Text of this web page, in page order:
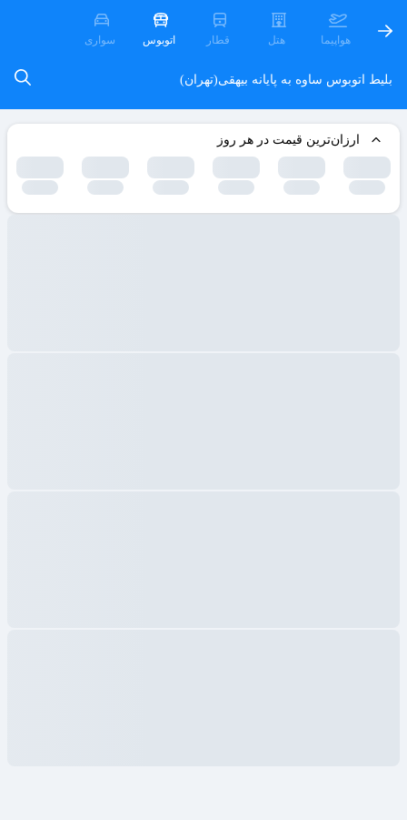
هواپیما هتل قطار اتوبوس سواری
بلیط اتوبوس ساوه به پایانه بیهقی(تهران)
ارزان‌ترین قیمت در هر روز